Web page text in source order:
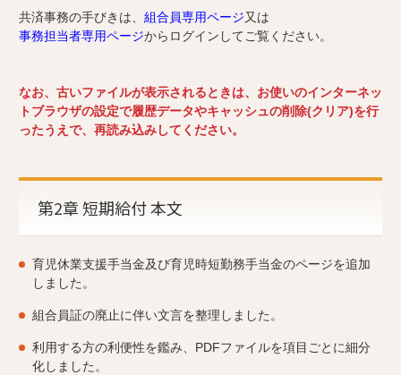
共済事務の手びきは、 組合員専用ページ又は
事務担当者専用ページからログインしてご覧ください。
なお、古いファイルが表示されるときは、お使いのインターネッ
トブラウザの設定で履歴データやキャッシュの削除(クリア)を行
ったうえで、再読み込みしてください。
第2章 短期給付 本文
育児休業支援手当金及び育児時短勤務手当金のページを追加
しました。
組合員証の廃止に伴い文言を整理しました。
利用する方の利便性を鑑み、PDFファイルを項目ごとに細分
化しました。